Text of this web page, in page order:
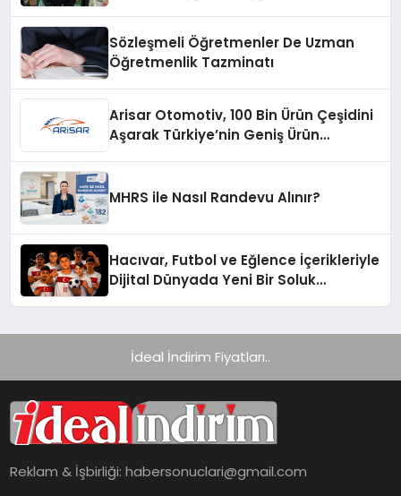
Sözleşmeli Öğretmenler De Uzman
Öğretmenlik Tazminatı
Arisar Otomotiv, 100 Bin Ürün Çeşidini
Aşarak Türkiye’nin Geniş Ürün
MHRS ile Nasıl Randevu Alınır?
Hacıvar, Futbol ve Eğlence İçerikleriyle
Dijital Dünyada Yeni Bir Soluk
İdeal İndirim Fiyatları..
Reklam & İşbirliği:habersonuclari@gmail.com